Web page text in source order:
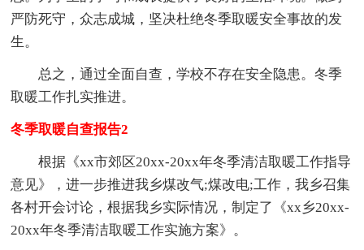
严防死守，众志成城，坚决杜绝冬季取暖安全事故的发
生。
总之，通过全面自查，学校不存在安全隐患。冬季
取暖工作扎实推进。
冬季取暖自查报告2
根据《xx市郊区20xx‐20xx年冬季清洁取暖工作指导
意见》，进一步推进我乡煤改气;煤改电;工作，我乡召集
各村开会讨论，根据我乡实际情况，制定了《xx乡20xx‐
20xx年冬季清洁取暖工作实施方案》。